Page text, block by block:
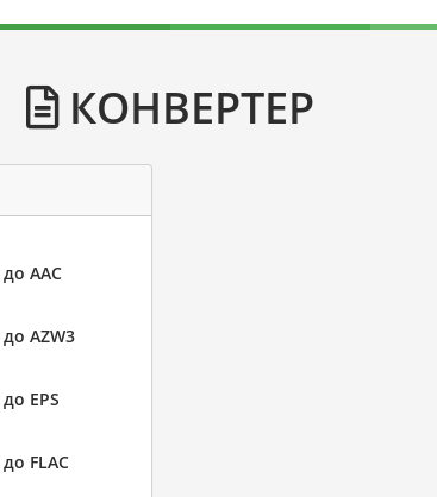
КОНВЕРТЕР
до AAC
до AZW3
до EPS
до FLAC